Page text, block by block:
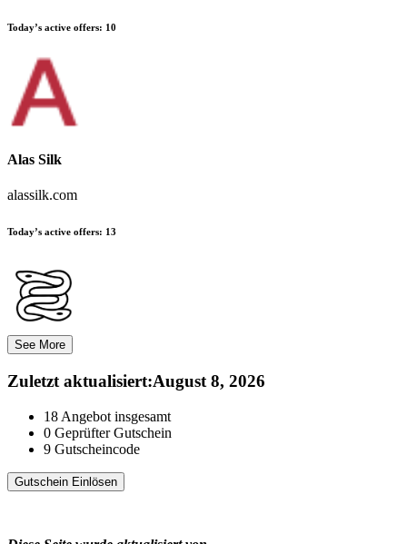
Today’s active offers: 10
Alas Silk
alassilk.com
Today’s active offers: 13
See More
Zuletzt aktualisiert:August 8, 2026
18 Angebot insgesamt
0 Geprüfter Gutschein
9 Gutscheincode
Gutschein Einlösen